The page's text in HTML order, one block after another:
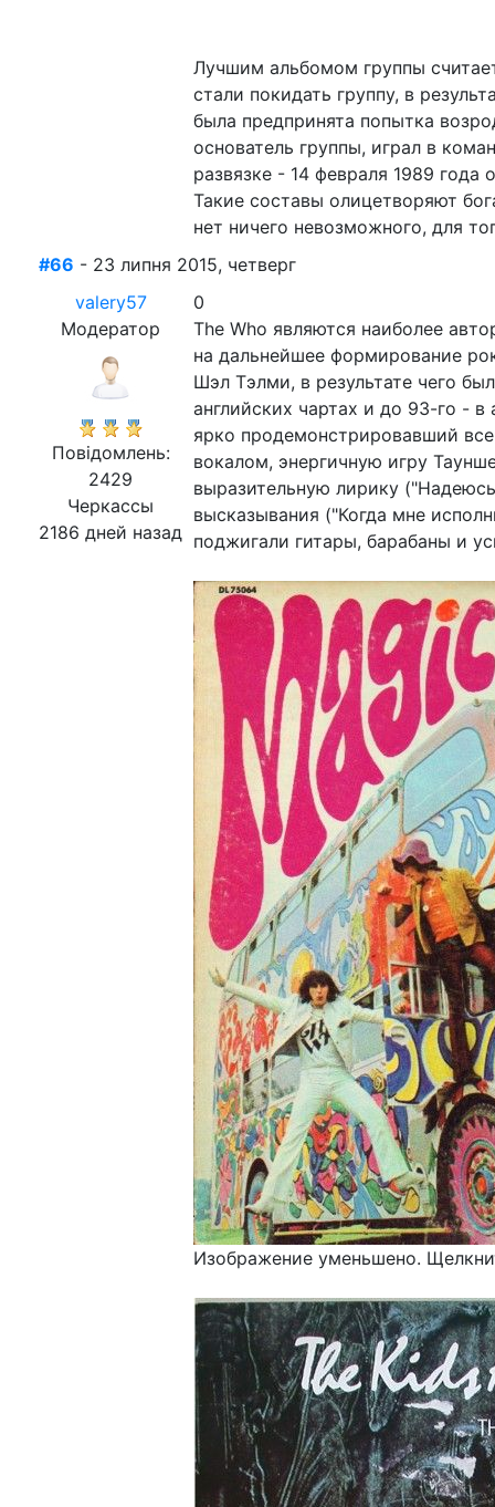
Лучшим альбомом группы
стали покидать группу, в
была предпринята попытка
основатель группы, играл в
развязке - 14 февраля 1989
Такие составы олицетворяют
нет ничего невозможного, для
#66 - 23 липня 2015, четверг
valery57
Модератор
Повідомлень:
2429
Черкассы
2186 дней назад
0
The Who являются наиболее
на дальнейшее формирование
Шэл Тэлми, в результате чего
английских чартах и до 93-го -
ярко продемонстрировавший
вокалом, энергичную игру
выразительную лирику
высказывания ("Когда мне
поджигали гитары, барабаны и
Изображение уменьшено.